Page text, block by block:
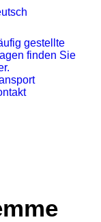
gestellte
finden Sie